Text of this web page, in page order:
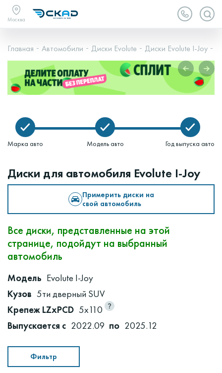
Москва
Главная Автомобили Диски Evolute Диски Evolute I-Joy
Марка авто Модель авто Год выпуска авто
Диски для автомобиля Evolute I-Joy
Примерить диски на
свой автомобиль
Все диски, представленные на этой
странице, подойдут на выбранный
автомобиль
Модель Evolute I-Joy
Кузов 5ти дверный SUV
Крепеж LZxPCD 5x110
Выпускается с 2022.09 по 2025.12
Фильтр